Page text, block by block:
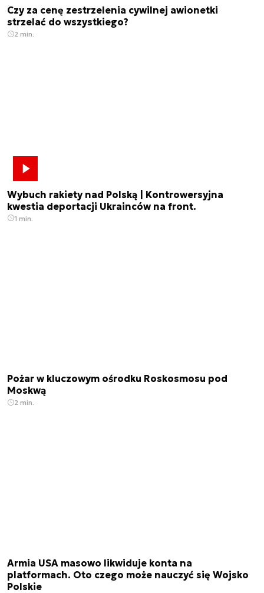
Czy za cenę zestrzelenia cywilnej awionetki
strzelać do wszystkiego?
2 min.
Wybuch rakiety nad Polską | Kontrowersyjna
kwestia deportacji Ukrainców na front.
1 min.
Pożar w kluczowym ośrodku Roskosmosu pod
Moskwą
2 min.
Armia USA masowo likwiduje konta na
platformach. Oto czego może nauczyć się Wojsko
Polskie